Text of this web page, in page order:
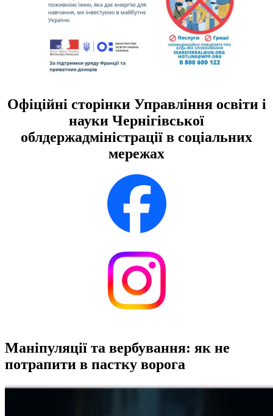
Офіційні сторінки Управління освіти і
науки Чернігівської
облдержадміністрації в соціальних
мережах
Маніпуляції та вербування: як не
потрапити в пастку ворога